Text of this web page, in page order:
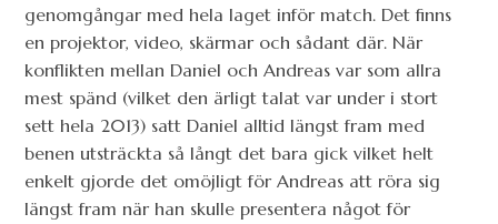
genomgångar med hela laget inför match. Det finns
en projektor, video, skärmar och sådant där. När
konflikten mellan Daniel och Andreas var som allra
mest spänd (vilket den ärligt talat var under i stort
sett hela 2013) satt Daniel alltid längst fram med
benen utsträckta så långt det bara gick vilket helt
enkelt gjorde det omöjligt för Andreas att röra sig
längst fram när han skulle presentera något för